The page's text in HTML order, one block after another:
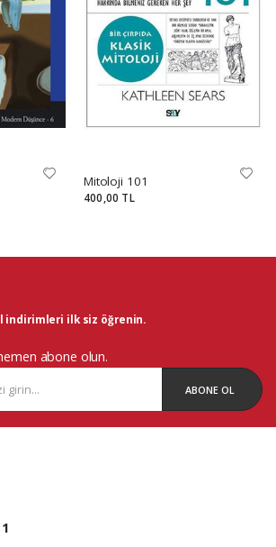
Mitoloji 101
400,00 TL
indirimleri ilk siz öğrenin.
abone olun.
ABONE OL